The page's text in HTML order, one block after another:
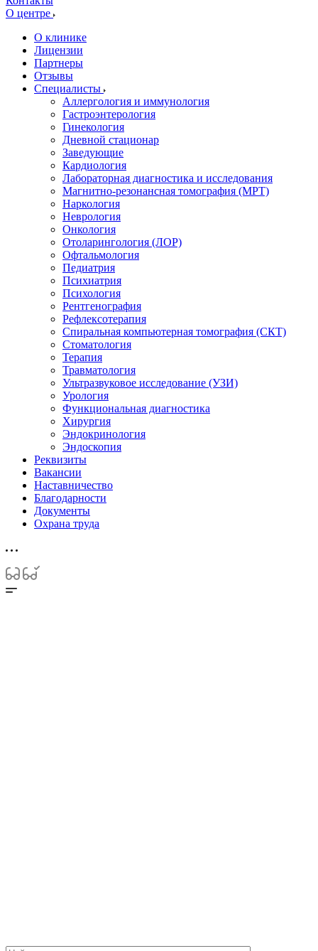
О центре
О клинике
Лицензии
Партнеры
Отзывы
Специалисты
Аллергология и иммунология
Гастроэнтерология
Гинекология
Дневной стационар
Заведующие
Кардиология
Лабораторная диагностика и исследования
Магнитно-резонансная томография (МРТ)
Наркология
Неврология
Онкология
Отоларингология (ЛОР)
Офтальмология
Педиатрия
Психиатрия
Психология
Рентгенография
Рефлексотерапия
Спиральная компьютерная томография (СКТ)
Стоматология
Терапия
Травматология
Ультразвуковое исследование (УЗИ)
Урология
Функциональная диагностика
Хирургия
Эндокринология
Эндоскопия
Реквизиты
Вакансии
Наставничество
Благодарности
Документы
Охрана труда